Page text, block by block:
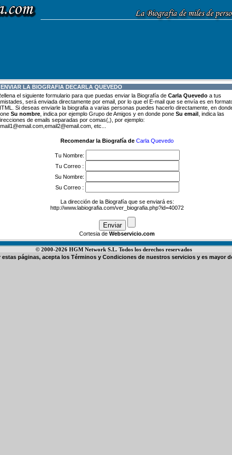
LA BIOGRAFIA DECARLA QUEVEDO
el siguiente formulario para que puedas enviar la Biografía de Carla Quevedo a tus
será enviada directamente por email, por lo que el E-mail que se envía es en
Si deseas enviarle la biografia a varias personas puedes hacerlo directamente, en
Su nombre , indica por ejemplo Grupo de Amigos y en donde pone Su email , indica las
de emails separadas por comas(,), por ejemplo:
etc...
Recomendar la Biografía de Carla Quevedo
Tu Nombre:
Tu Correo :
Su Nombre:
Su Correo :
La dirección de la Biografía que se enviará es:
http://www.labiografia.com/ver_biografia.php?id=40072
Cortesia de Webservicio.com
© 2000-2026 HGM Network S.L. Todos los derechos reservados
estas páginas, acepta los Términos y Condiciones de nuestros servicios y es mayor